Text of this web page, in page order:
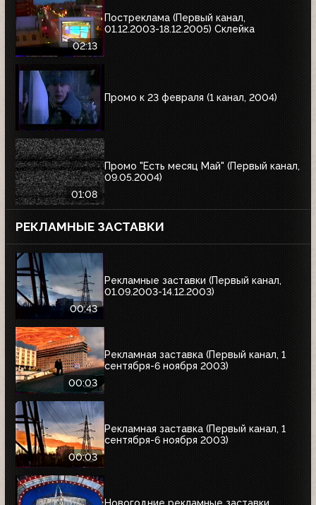
02:13
Постреклама (Первый канал,
01.12.2003-18.12.2005) Склейка
Промо к 23 февраля (1 канал, 2004)
01:08
Промо "Есть месяц Май" (Первый канал,
09.05.2004)
РЕКЛАМНЫЕ ЗАСТАВКИ
00:43
Рекламные заставки (Первый канал,
01.09.2003-14.12.2003)
00:03
Рекламная заставка (Первый канал, 1
сентября-6 ноября 2003)
00:03
Рекламная заставка (Первый канал, 1
сентября-6 ноября 2003)